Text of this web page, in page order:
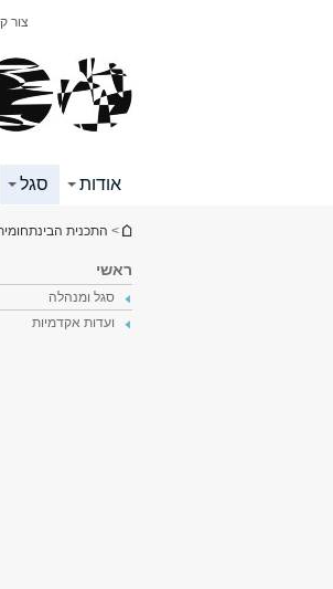
צור
אודות סגל
הינך נמצא כאן
> התכנית
ראשי
סגל ומנהלה
ועדות אקדמיות